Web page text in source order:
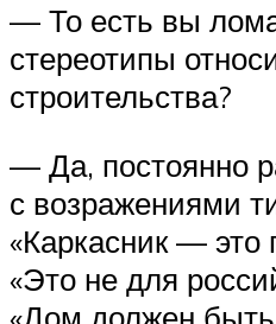
— То есть вы
стереотипы
строительства?
— Да, постоянно
с возражениями
«Каркасник — это
«Это не для